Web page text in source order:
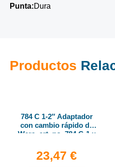
Punta:Dura
Productos
784 C 1-2″ Adaptador
con cambio rápido de
Wera, art. no. 784 C-1 x
23,47 €